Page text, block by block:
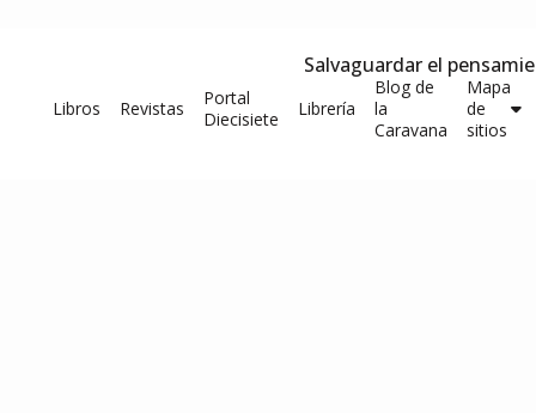
Salvaguardar el
Libros Revistas
Portal
Diecisiete
Librería
Blog de
la
Caravana
Mapa
de
sitios